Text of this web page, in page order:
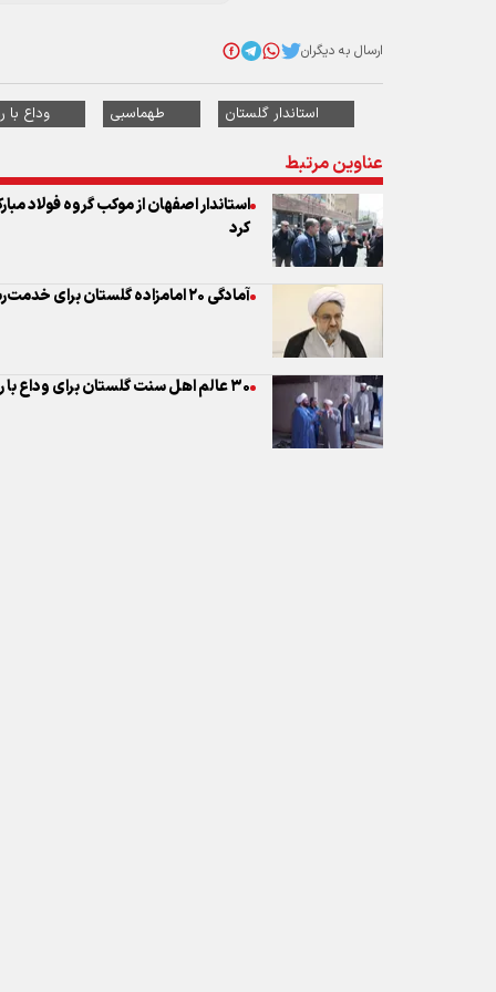
استاندار اصفهان از موکب گروه فولاد
کرد
۳۰ عالم اهل سنت گلستان برای وداع با رهبر شهید به تهران اعزام می شوند
نظر شما